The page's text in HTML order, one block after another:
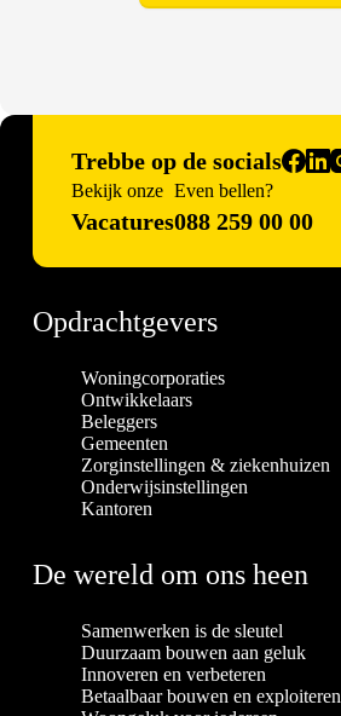
Trebbe op de socials
Bekijk onze
Vacatures
Even bellen?
088 259 00 00
Opdrachtgevers
Woningcorporaties
Ontwikkelaars
Beleggers
Gemeenten
Zorginstellingen & ziekenhuizen
Onderwijsinstellingen
Kantoren
De wereld om ons heen
Samenwerken is de sleutel
Duurzaam bouwen aan geluk
Innoveren en verbeteren
Betaalbaar bouwen en exploiteren